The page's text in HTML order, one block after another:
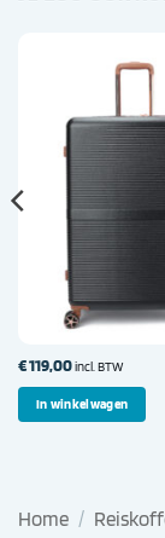
€119,00incl. BTW
In winkelwagen
Home /